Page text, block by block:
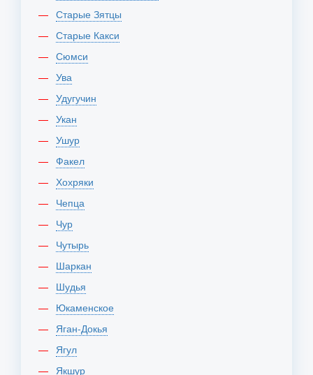
Старые Зятцы
Старые Какси
Сюмси
Ува
Удугучин
Укан
Ушур
Факел
Хохряки
Чепца
Чур
Чутырь
Шаркан
Шудья
Юкаменское
Яган-Докья
Ягул
Якшур